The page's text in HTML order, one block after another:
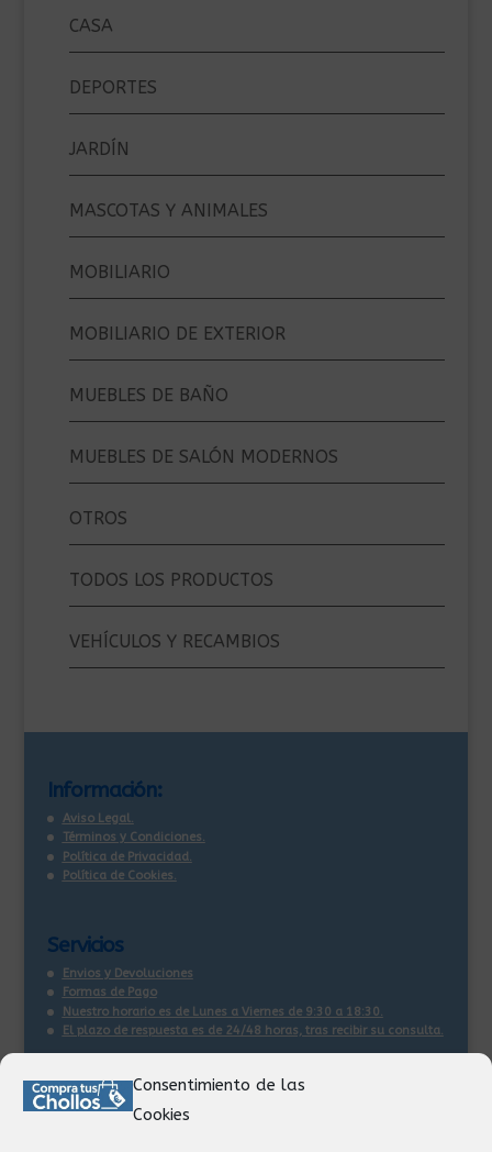
Consentimiento de las
Cookies
CASA
DEPORTES
JARDÍN
MASCOTAS Y ANIMALES
MOBILIARIO
MOBILIARIO DE EXTERIOR
MUEBLES DE BAÑO
MUEBLES DE SALÓN MODERNOS
OTROS
TODOS LOS PRODUCTOS
VEHÍCULOS Y RECAMBIOS
Información:
Aviso Legal.
Términos y Condiciones.
Política de Privacidad.
Política de Cookies.
Servicios
Envios y Devoluciones
Formas de Pago
Nuestro horario es de Lunes a Viernes de 9:30 a 18:30.
El plazo de respuesta es de 24/48 horas, tras recibir su consulta.
Contacto: